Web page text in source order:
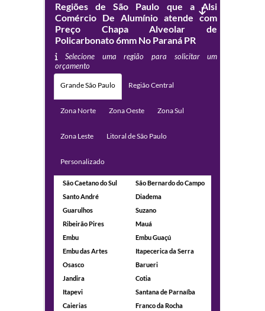
Regiões de São Paulo que a Alsi
Comércio De Alumínio atende com
Preço Chapa Alveolar de
Policarbonato 6mm No Paraná PR
Selecione uma região para solicitar um
orçamento
Grande São Paulo Região Central
Zona Norte Zona Oeste Zona Sul
Zona Leste Litoral de São Paulo
Personalizado
São Caetano do Sul
São Bernardo do Campo
Santo André
Diadema
Guarulhos
Suzano
Ribeirão Pires
Mauá
Embu
Embu Guaçú
Embu das Artes
Itapecerica da Serra
Osasco
Barueri
Jandira
Cotia
Itapevi
Santana de Parnaíba
Caierias
Franco da Rocha